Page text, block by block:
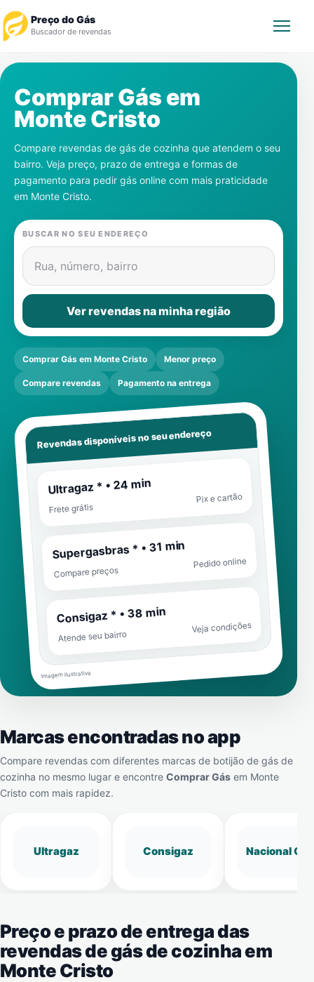
Preço do Gás
Buscador de revendas
Revendedor
Notícias
Cadastre-se
Gás
Contatos
Comprar Gás em
Monte Cristo
Compare revendas de gás de cozinha que atendem o seu
bairro. Veja preço, prazo de entrega e formas de
pagamento para pedir gás online com mais praticidade
em Monte Cristo.
BUSCAR NO SEU ENDEREÇO
Rua, número, bairro
Ver revendas na minha região
Comprar Gás em Monte Cristo Menor preço
Compare revendas Pagamento na entrega
Revendas disponíveis no seu endereço
Ultragaz * • 24 min
Frete grátis
Pix e cartão
Supergasbras * • 31 min
Compare preços
Pedido online
Consigaz * • 38 min
Atende seu bairro
Veja condições
Imagem ilustrativa
Marcas encontradas no app
Compare revendas com diferentes marcas de botijão de gás de
cozinha no mesmo lugar e encontre Comprar Gás em Monte
Cristo com mais rapidez.
Ultragaz Consigaz Nacional Gás
Preço e prazo de entrega das
revendas de gás de cozinha em
Monte Cristo